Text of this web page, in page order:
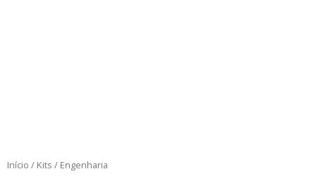
Início / Kits / Engenharia